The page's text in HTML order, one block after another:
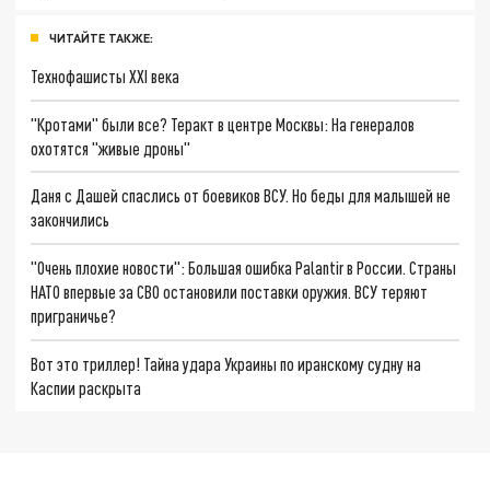
ЧИТАЙТЕ ТАКЖЕ:
Технофашисты XXI века
"Кротами" были все? Теракт в центре Москвы: На генералов
охотятся "живые дроны"
Даня с Дашей спаслись от боевиков ВСУ. Но беды для малышей не
закончились
"Очень плохие новости": Большая ошибка Palantir в России. Страны
НАТО впервые за СВО остановили поставки оружия. ВСУ теряют
приграничье?
Вот это триллер! Тайна удара Украины по иранскому судну на
Каспии раскрыта